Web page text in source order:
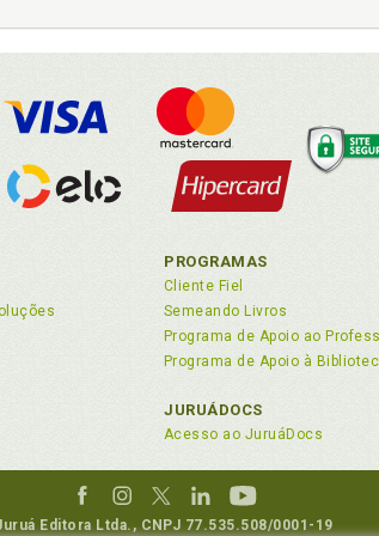
de invenção, p. 52
industrial, p. 53
p. 53
PROGRAMAS
Cliente Fiel
Semeando Livros
Programa de Apoio ao
Programa de Apoio à
JURUÁDOCS
Acesso ao JuruáDocs
Editora Ltda., CNPJ 77.535.508/0001-19